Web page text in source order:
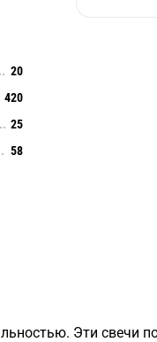
20
420
25
58
Эти свечи